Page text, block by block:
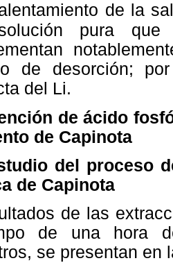
de la
pura
de desorción;
del Li.
de ácido
de Capinota
del proceso
de Capinota
de las
de una hora
se presentan en